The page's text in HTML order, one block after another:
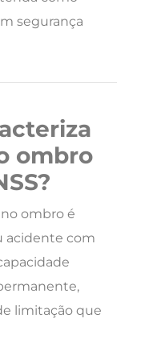
segurança
ombro
no ombro é
acidente com
limitação que